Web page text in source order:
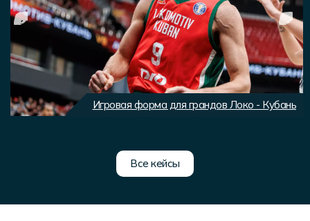
Игровая форма для грандов Локо - Кубань
Все кейсы